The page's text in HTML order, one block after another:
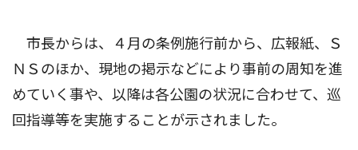
市長からは、４月の条例施行前から、広報紙、Ｓ
ＮＳのほか、現地の掲示などにより事前の周知を進
めていく事や、以降は各公園の状況に合わせて、巡
回指導等を実施することが示されました。